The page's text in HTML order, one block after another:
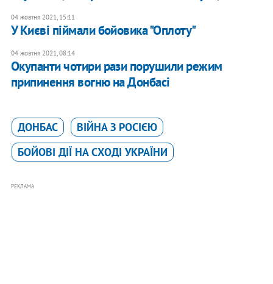
04 жовтня 2021, 15:11
У Києві піймали бойовика "Оплоту"
04 жовтня 2021, 08:14
Окупанти чотири рази порушили режим
припинення вогню на Донбасі
ДОНБАС
ВІЙНА З РОСІЄЮ
БОЙОВІ ДІЇ НА СХОДІ УКРАЇНИ
РЕКЛАМА